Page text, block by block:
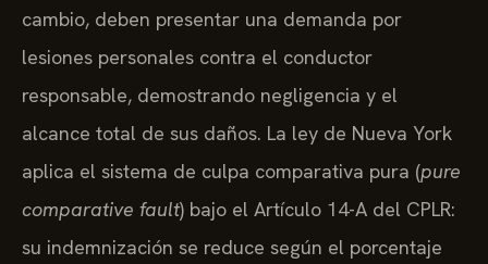
cambio, deben presentar una demanda por
lesiones personales contra el conductor
responsable, demostrando negligencia y el
alcance total de sus daños. La ley de Nueva York
aplica el sistema de culpa comparativa pura (pure
comparative fault) bajo el Artículo 14-A del CPLR:
su indemnización se reduce según el porcentaje